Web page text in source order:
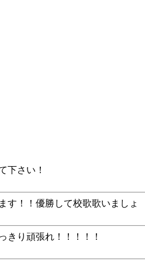
下さい！
す！！優勝して校歌歌いましょ
きり頑張れ！！！！！